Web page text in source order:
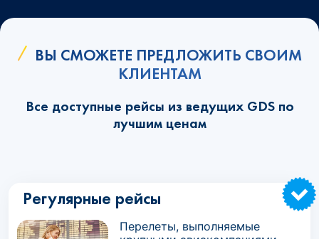
ВЫ СМОЖЕТЕ ПРЕДЛОЖИТЬ СВОИМ
КЛИЕНТАМ
Все доступные рейсы из ведущих GDS по
лучшим ценам
Регулярные рейсы
Перелеты, выполняемые